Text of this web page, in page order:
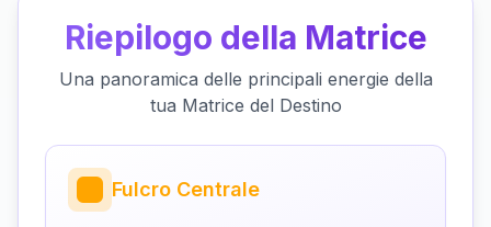
Riepilogo della Matrice
Una panoramica delle principali energie della
tua Matrice del Destino
Fulcro Centrale